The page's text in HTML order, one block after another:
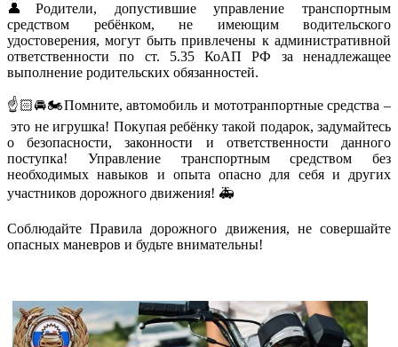
👤 Родители, допустившие управление транспортным
средством ребёнком, не имеющим водительского
удостоверения, могут быть привлечены к административной
ответственности по ст. 5.35 КоАП РФ за ненадлежащее
выполнение родительских обязанностей.
☝🏻🚘🏍️Помните, автомобиль и мототранпортные средства –
это не игрушка! Покупая ребёнку такой подарок, задумайтесь
о безопасности, законности и ответственности данного
поступка! Управление транспортным средством без
необходимых навыков и опыта опасно для себя и других
участников дорожного движения! 🚑
Соблюдайте Правила дорожного движения, не совершайте
опасных маневров и будьте внимательны!